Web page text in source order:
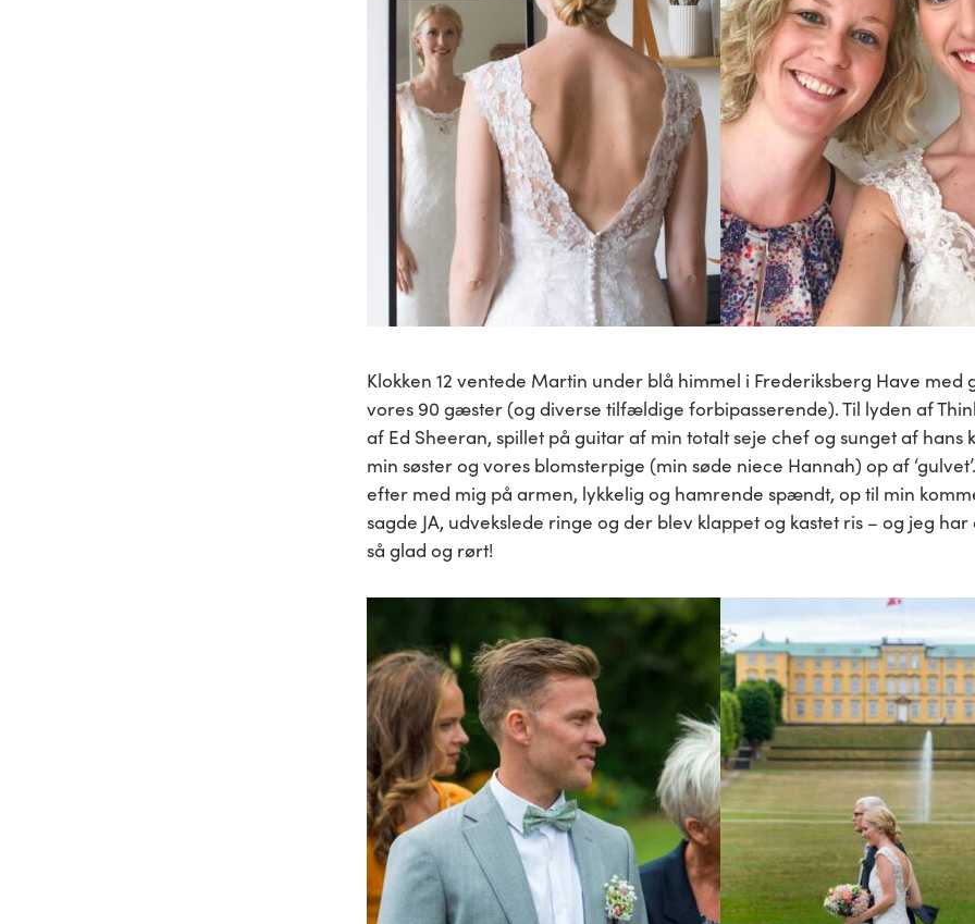
Klokken 12 ventede Martin under blå himmel i Frederiksberg Have med
vores 90 gæster (og diverse tilfældige forbipasserende). Til lyden af
af Ed Sheeran, spillet på guitar af min totalt seje chef og sunget af hans
min søster og vores blomsterpige (min søde niece Hannah) op af
efter med mig på armen, lykkelig og hamrende spændt, op til min
sagde JA, udvekslede ringe og der blev klappet og kastet ris – og jeg
så glad og rørt!